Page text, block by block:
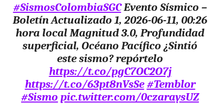
#SismosColombiaSGCEvento Sísmico –
Boletín Actualizado 1, 2026-06-11, 00:26
hora local Magnitud 3.0, Profundidad
superficial, Océano Pacífico ¿Sintió
este sismo? repórtelo
https://t.co/pgC7OC2O7j
https://t.co/63pt8nVsSe #Temblor
#Sismo pic.twitter.com/0czaraysUZ